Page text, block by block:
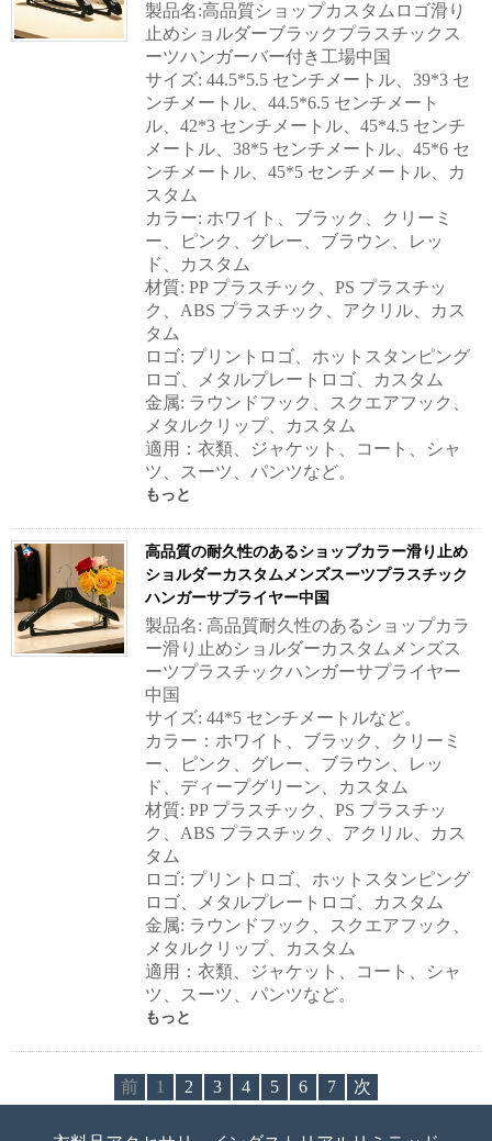
製品名:高品質ショップカスタムロゴ滑り
止めショルダーブラックプラスチックス
ーツハンガーバー付き工場中国
サイズ: 44.5*5.5 センチメートル、39*3 セ
ンチメートル、44.5*6.5 センチメート
ル、42*3 センチメートル、45*4.5 センチ
メートル、38*5 センチメートル、45*6 セ
ンチメートル、45*5 センチメートル、カ
スタム
カラー: ホワイト、ブラック、クリーミ
ー、ピンク、グレー、ブラウン、レッ
ド、カスタム
材質: PP プラスチック、PS プラスチッ
ク、ABS プラスチック、アクリル、カス
タム
ロゴ: プリントロゴ、ホットスタンピング
ロゴ、メタルプレートロゴ、カスタム
金属: ラウンドフック、スクエアフック、
メタルクリップ、カスタム
適用：衣類、ジャケット、コート、シャ
ツ、スーツ、パンツなど。
もっと
高品質の耐久性のあるショップカラー滑り止め
ショルダーカスタムメンズスーツプラスチック
ハンガーサプライヤー中国
製品名: 高品質耐久性のあるショップカラ
ー滑り止めショルダーカスタムメンズス
ーツプラスチックハンガーサプライヤー
中国
サイズ: 44*5 センチメートルなど。
カラー：ホワイト、ブラック、クリーミ
ー、ピンク、グレー、ブラウン、レッ
ド、ディープグリーン、カスタム
材質: PP プラスチック、PS プラスチッ
ク、ABS プラスチック、アクリル、カス
タム
ロゴ: プリントロゴ、ホットスタンピング
ロゴ、メタルプレートロゴ、カスタム
金属: ラウンドフック、スクエアフック、
メタルクリップ、カスタム
適用：衣類、ジャケット、コート、シャ
ツ、スーツ、パンツなど。
もっと
前 1 2 3 4 5 6 7 次